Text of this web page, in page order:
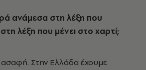
ανάμεσα στη λέξη που
λέξη που μένει στο χαρτί;
ασαφή. Στην Ελλάδα έχουμε